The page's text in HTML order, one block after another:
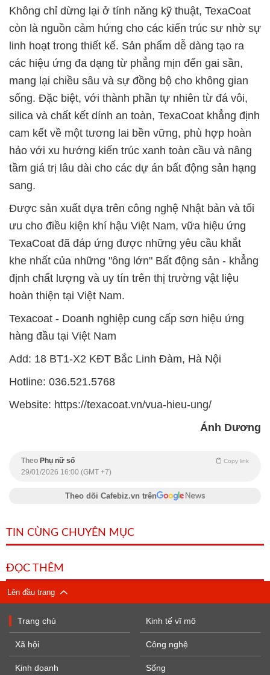
Không chỉ dừng lại ở tính năng kỹ thuật, TexaCoat
còn là nguồn cảm hứng cho các kiến trúc sư nhờ sự
linh hoạt trong thiết kế. Sản phẩm dễ dàng tạo ra
các hiệu ứng đa dạng từ phẳng mịn đến gai sần,
mang lại chiều sâu và sự đồng bộ cho không gian
sống. Đặc biệt, với thành phần tự nhiên từ đá vôi,
silica và chất kết dính an toàn, TexaCoat khẳng định
cam kết về một tương lai bền vững, phù hợp hoàn
hảo với xu hướng kiến trúc xanh toàn cầu và nâng
tầm giá trị lâu dài cho các dự án bất động sản hạng
sang.
Được sản xuất dựa trên công nghệ Nhật bản và tối
ưu cho điều kiện khí hậu Việt Nam, vữa hiệu ứng
TexaCoat đã đáp ứng được những yêu cầu khắt
khe nhất của những "ông lớn" Bất động sản - khẳng
định chất lượng và uy tín trên thị trường vật liệu
hoàn thiện tại Việt Nam.
Texacoat - Doanh nghiệp cung cấp sơn hiệu ứng
hàng đầu tại Việt Nam
Add: 18 BT1-X2 KĐT Bắc Linh Đàm, Hà Nội
Hotline: 036.521.5768
Website: https://texacoat.vn/vua-hieu-ung/
Ánh Dương
Theo Phụ nữ số Copy link
29/01/2026 16:00 (GMT +7)
Theo dõi Cafebiz.vn trên
TIN CÙNG CHUYÊN MỤC
ĐỌC THÊM
Lên đầu trang
Trang chủ
Xã hội
Kinh doanh
Kinh tế vĩ mô
Công nghệ
Sống